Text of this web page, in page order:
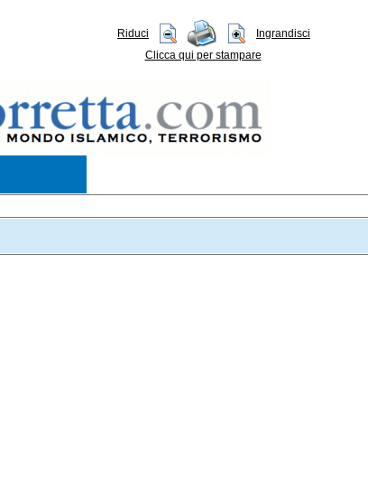
Riduci
Ingrandisci
Clicca qui per stampare